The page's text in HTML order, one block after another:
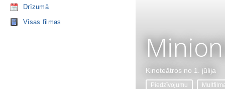
Drīzumā
Visas filmas
Kinoteātros no 1. jūlija
Piedzīvojumu